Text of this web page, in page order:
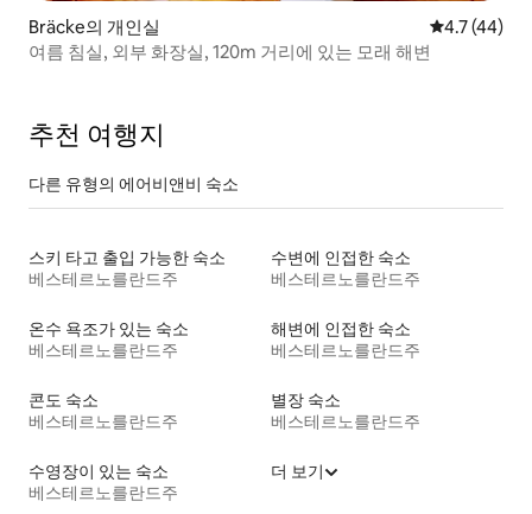
Bräcke의 개인실 평점 4.7점
4.7 (44)
여름 침실, 외부 화장실, 120m 거리에 있는 모래 해변
추천 여행지
다른 유형의 에어비앤비 숙소
스키 타고 출입 가능한 숙소
베스테르노를란드주
수변에 인접한 숙소
베스테르노를란드주
온수 욕조가 있는 숙소
베스테르노를란드주
해변에 인접한 숙소
베스테르노를란드주
콘도 숙소
베스테르노를란드주
별장 숙소
베스테르노를란드주
수영장이 있는 숙소
베스테르노를란드주
더 보기